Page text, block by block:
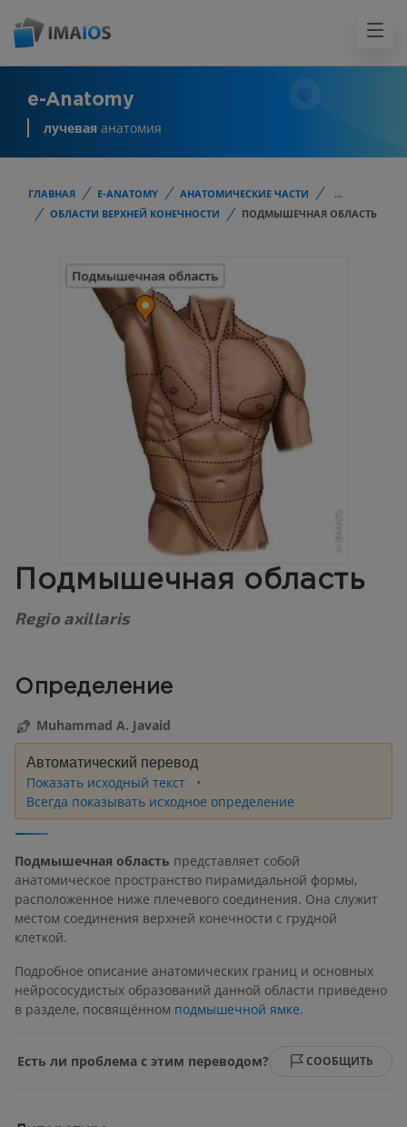
e-Anatomy
лучевая анатомия
ГЛАВНАЯ E-ANATOMY АНАТОМИЧЕСКИЕ ЧАСТИ
...
ОБЛАСТИ ВЕРХНЕЙ КОНЕЧНОСТИ
ПОДМЫШЕЧНАЯ ОБЛАСТЬ
Подмышечная область
Regio axillaris
Определение
Muhammad A. Javaid
Автоматический перевод
Показать исходный текст
Всегда показывать исходное определение
Подмышечная область представляет собой
анатомическое пространство пирамидальной формы,
расположенное ниже плечевого соединения. Она служит
местом соединения верхней конечности с грудной
клеткой.
Подробное описание анатомических границ и основных
нейрососудистых образований данной области приведено
в разделе, посвящённом подмышечной ямке.
Есть ли проблема с этим переводом? СООБЩИТЬ